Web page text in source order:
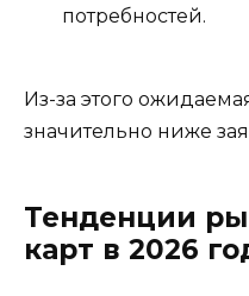
потребностей.
Из-за этого
значительно ниже
Тенденции
карт в 2026